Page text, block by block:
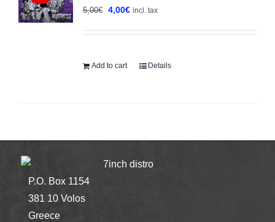
5,00€
Original
4,00€Current
incl. tax
Add to cart Details
7inch distro
P.O. Box 1154
381 10 Volos
Greece